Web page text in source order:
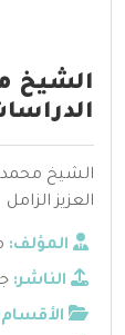
الشيخ
الشيخ محمد
العزيز الزامل
المؤلف:
الناشر: